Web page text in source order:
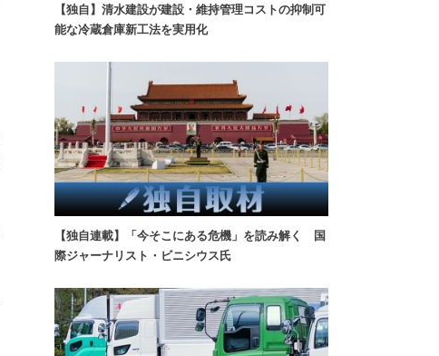
【独自】清水建設が建設・維持管理コストの抑制可
能な冷蔵倉庫新工法を実用化
【独自連載】「今そこにある危機」を読み解く 国
際ジャーナリスト・ビニシウス氏